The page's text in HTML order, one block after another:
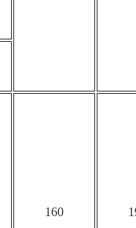
160